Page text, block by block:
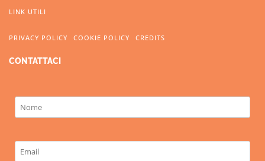
LINK UTILI
PRIVACY POLICY COOKIE POLICY CREDITS
CONTATTACI